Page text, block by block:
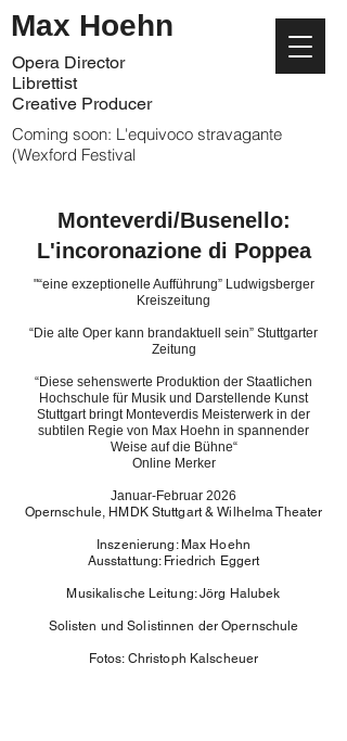
Max Hoehn
Opera Director
Librettist
Creative Producer
Coming soon: L'equivoco stravagante
(Wexford Festival
Monteverdi/Busenello:
L'incoronazione di Poppea
"“eine exzeptionelle Aufführung” Ludwigsberger
Kreiszeitung
“Die alte Oper kann brandaktuell sein” Stuttgarter
Zeitung
“Diese sehenswerte Produktion der Staatlichen
Hochschule für Musik und Darstellende Kunst
Stuttgart bringt Monteverdis Meisterwerk in der
subtilen Regie von Max Hoehn in spannender
Weise auf die Bühne“
Online Merker
Januar-Februar 2026
Opernschule, HMDK Stuttgart & Wilhelma Theater
Inszenierung: Max Hoehn
Ausstattung: Friedrich Eggert
Musikalische Leitung: Jörg Halubek
Solisten und Solistinnen der Opernschule
Fotos: Christoph Kalscheuer